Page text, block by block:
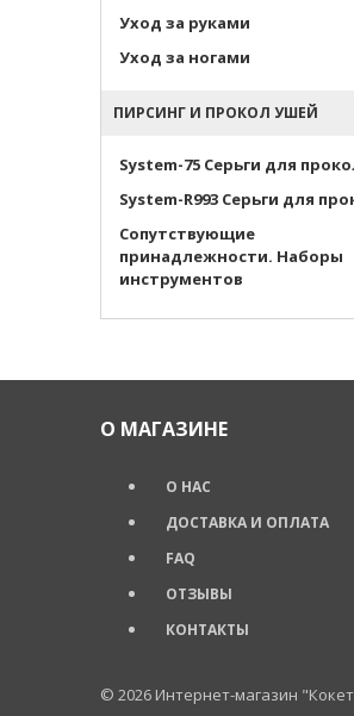
Уход за руками
Уход за ногами
ПИРСИНГ И ПРОКОЛ УШЕЙ
System-75 Серьги для
System-R993 Серьги для
Cопутствующие
принадлежности. Наборы
инструментов
О МАГАЗИНЕ
О НАС
ДОСТАВКА И ОПЛАТА
FAQ
ОТЗЫВЫ
КОНТАКТЫ
© 2026 Интернет-магазин